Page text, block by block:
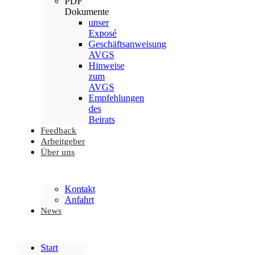
Dokumente
unser
Exposé
Geschäftsanweisung
AVGS
Hinweise
zum
AVGS
Empfehlungen
des
Beirats
Feedback
Arbeitgeber
Über uns
Kontakt
Anfahrt
News
Start